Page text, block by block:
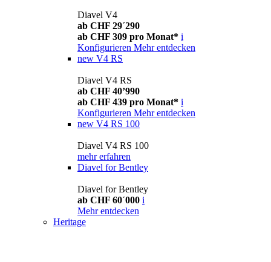
Diavel V4
ab CHF 29´290
ab CHF 309 pro Monat* i
Konfigurieren Mehr entdecken
new V4 RS
Diavel V4 RS
ab CHF 40’990
ab CHF 439 pro Monat* i
Konfigurieren Mehr entdecken
new V4 RS 100
Diavel V4 RS 100
mehr erfahren
Diavel for Bentley
Diavel for Bentley
ab CHF 60´000 i
Mehr entdecken
Heritage